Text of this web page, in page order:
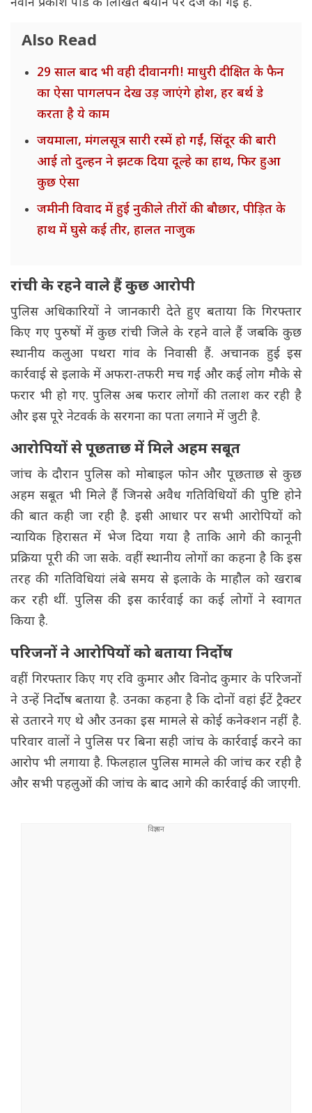
नवीन प्रकाश पांडे के लिखित बयान पर दर्ज की गई है.
Also Read
29 साल बाद भी वही दीवानगी! माधुरी दीक्षित के फैन
का ऐसा पागलपन देख उड़ जाएंगे होश, हर बर्थ डे
करता है ये काम
जयमाला, मंगलसूत्र सारी रस्में हो गईं, सिंदूर की बारी
आई तो दुल्हन ने झटक दिया दूल्हे का हाथ, फिर हुआ
कुछ ऐसा
जमीनी विवाद में हुई नुकीले तीरों की बौछार, पीड़ित के
हाथ में घुसे कई तीर, हालत नाजुक
रांची के रहने वाले हैं कुछ आरोपी
पुलिस अधिकारियों ने जानकारी देते हुए बताया कि गिरफ्तार
किए गए पुरुषों में कुछ रांची जिले के रहने वाले हैं जबकि कुछ
स्थानीय कलुआ पथरा गांव के निवासी हैं. अचानक हुई इस
कार्रवाई से इलाके में अफरा-तफरी मच गई और कई लोग मौके से
फरार भी हो गए. पुलिस अब फरार लोगों की तलाश कर रही है
और इस पूरे नेटवर्क के सरगना का पता लगाने में जुटी है.
आरोपियों से पूछताछ में मिले अहम सबूत
जांच के दौरान पुलिस को मोबाइल फोन और पूछताछ से कुछ
अहम सबूत भी मिले हैं जिनसे अवैध गतिविधियों की पुष्टि होने
की बात कही जा रही है. इसी आधार पर सभी आरोपियों को
न्यायिक हिरासत में भेज दिया गया है ताकि आगे की कानूनी
प्रक्रिया पूरी की जा सके. वहीं स्थानीय लोगों का कहना है कि इस
तरह की गतिविधियां लंबे समय से इलाके के माहौल को खराब
कर रही थीं. पुलिस की इस कार्रवाई का कई लोगों ने स्वागत
किया है.
परिजनों ने आरोपियों को बताया निर्दोष
वहीं गिरफ्तार किए गए रवि कुमार और विनोद कुमार के परिजनों
ने उन्हें निर्दोष बताया है. उनका कहना है कि दोनों वहां ईंटें ट्रैक्टर
से उतारने गए थे और उनका इस मामले से कोई कनेक्शन नहीं है.
परिवार वालों ने पुलिस पर बिना सही जांच के कार्रवाई करने का
आरोप भी लगाया है. फिलहाल पुलिस मामले की जांच कर रही है
और सभी पहलुओं की जांच के बाद आगे की कार्रवाई की जाएगी.